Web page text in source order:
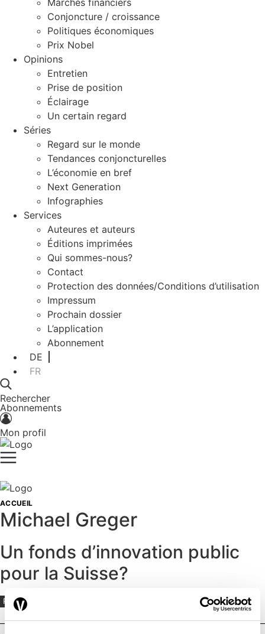
Marchés financiers
Conjoncture / croissance
Politiques économiques
Prix Nobel
Opinions
Entretien
Prise de position
Éclairage
Un certain regard
Séries
Regard sur le monde
Tendances conjoncturelles
L’économie en bref
Next Generation
Infographies
Services
Auteures et auteurs
Éditions imprimées
Qui sommes-nous?
Contact
Protection des données/Conditions d’utilisation
Impressum
Prochain dossier
L’application
Abonnement
DE
FR
Rechercher
Abonnements
Mon profil
ACCUEIL
Michael Greger
Un fonds d’innovation public
pour la Suisse?
POLITIQUE ÉCONOMIQUE
MONNAIE